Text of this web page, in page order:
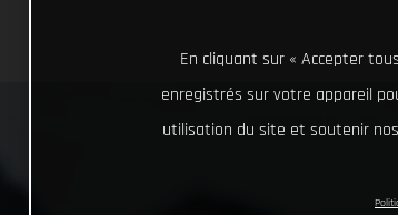
En cliquant sur « Accepter
enregistrés sur votre appareil
utilisation du site et soutenir